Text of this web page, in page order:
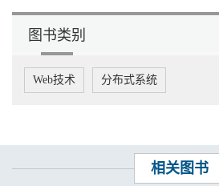
图书类别
Web技术 分布式系统
相关图书